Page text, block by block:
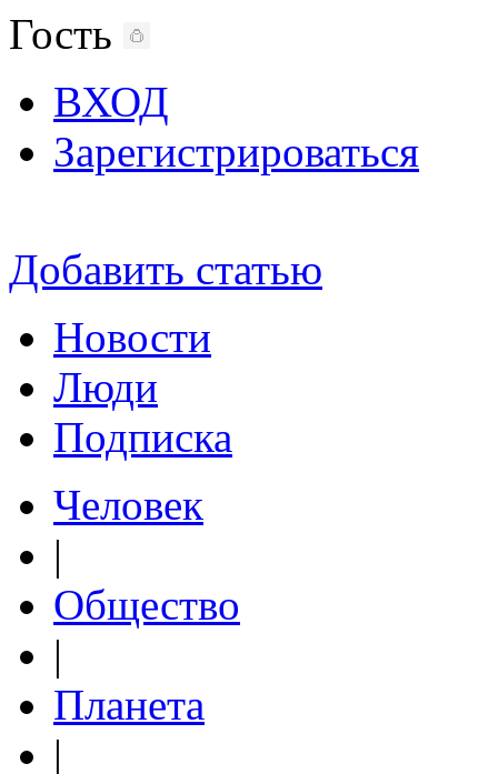
Гость
ВХОД
Зарегистрироваться
Добавить статью
Новости
Люди
Подписка
Человек
|
Общество
|
Планета
|